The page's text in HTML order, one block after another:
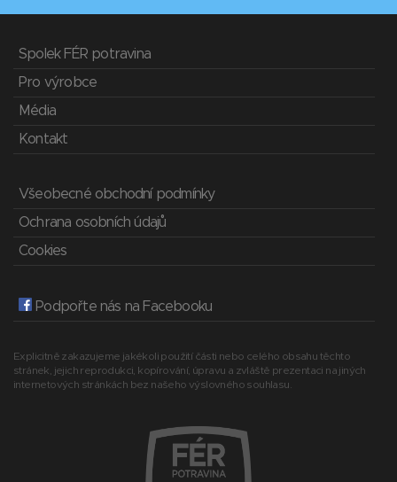
Spolek FÉR potravina
Pro výrobce
Média
Kontakt
Všeobecné obchodní podmínky
Ochrana osobních údajů
Cookies
Podpořte nás na Facebooku
Explicitně zakazujeme jakékoli použití části nebo celého obsahu těchto
stránek, jejich reprodukci, kopírování, úpravu a zvláště prezentaci na jiných
internetových stránkách bez našeho výslovného souhlasu.